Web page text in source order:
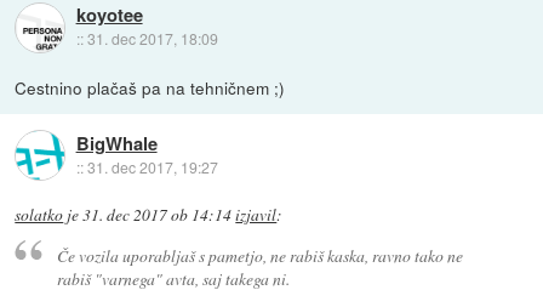
koyotee
::31. dec 2017, 18:09
Cestnino plačaš pa na tehničnem ;)
BigWhale
::31. dec 2017, 19:27
solatko je31. dec 2017 ob 14:14izjavil:
Če vozila uporabljaš s pametjo, ne rabiš kaska, ravno tako ne
rabiš "varnega" avta, saj takega ni.